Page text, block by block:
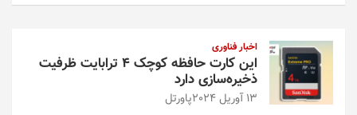
اخبار فناوری
این کارت حافظه کوچک ۴ ترابایت ظرفیت
ذخیره‌سازی دارد
13 آوریل 2024 پاورتل